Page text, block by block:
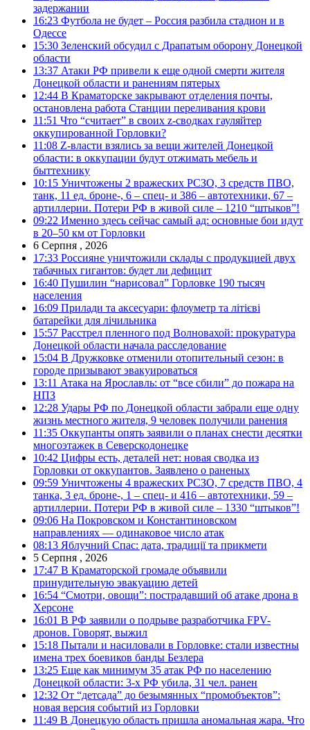
задержании
16:23 Футбола не будет – Россия разбила стадион и в
Одессе
15:30 Зеленский обсудил с Драпатым оборону Донецкой
области
13:37 Атаки РФ привели к еще одной смерти жителя
Донецкой области и ранениям пятерых
12:44 В Краматорске закрывают отделения почты,
остановлена работа Станции переливания крови
11:51 Что “считает” в своих z-сводках гауляйтер
оккупированной Горловки?
11:08 Z-власти взялись за вещи жителей Донецкой
области: в оккупации будут отжимать мебель и
быттехнику
10:15 Уничтожены 2 вражеских РСЗО, 3 средств ПВО,
танк, 11 ед. броне-, 6 – спец- и 386 – автотехники, 67 –
артиллерии. Потери РФ в живой силе – 1210 “штыков”!
09:22 Именно здесь сейчас самый ад: основные бои идут
в 20–50 км от Горловки
6 Серпня , 2026
17:33 Россияне уничтожили склады с продукцией двух
табачных гигантов: будет ли дефицит
16:40 Пушилин “нарисовал” Горловке 190 тысяч
населения
16:09 Прилади та аксесуари: флоуметр та літієві
батарейки для лічильника
15:57 Расстрел пленного под Волновахой: прокуратура
Донецкой области начала расследование
15:04 В Дружковке отменили отопительный сезон: в
городе призывают эвакуироваться
13:11 Атака на Ярославль: от “все сбили” до пожара на
НПЗ
12:28 Удары РФ по Донецкой области забрали еще одну
жизнь местного жителя, 9 человек получили ранения
11:35 Оккупанты опять заявили о планах снести десятки
многоэтажек в Северскодонецке
10:42 Цифры есть, деталей нет: новая сводка из
Горловки от оккупантов. Заявлено о раненых
09:59 Уничтожены 4 вражеских РСЗО, 7 средств ПВО, 4
танка, 3 ед. броне-, 1 – спец- и 416 – автотехники, 59 –
артиллерии. Потери РФ в живой силе – 1330 “штыков”!
09:06 На Покровском и Константиновском
направлениях — одинаковое число атак
08:13 Яблучний Спас: дата, традиції та прикмети
5 Серпня , 2026
17:47 В Краматорской громаде объявили
принудительную эвакуацию детей
16:54 “Смотри, овощи”: пострадавший об атаке дрона в
Херсоне
16:01 В РФ заявили о подрыве разработчика FPV-
дронов. Говорят, выжил
15:18 Пытали и насиловали в Горловке: стали известны
имена трех боевиков банды Безлера
13:25 Еще как минимум 35 атак РФ по населению
Донецкой области: 3-х РФ убила, 31 чел. ранен
12:32 От “детсада” до безымянных “промобъектов”:
новая версия событий из Горловки
11:49 В Донецкую область пришла аномальная жара. Что